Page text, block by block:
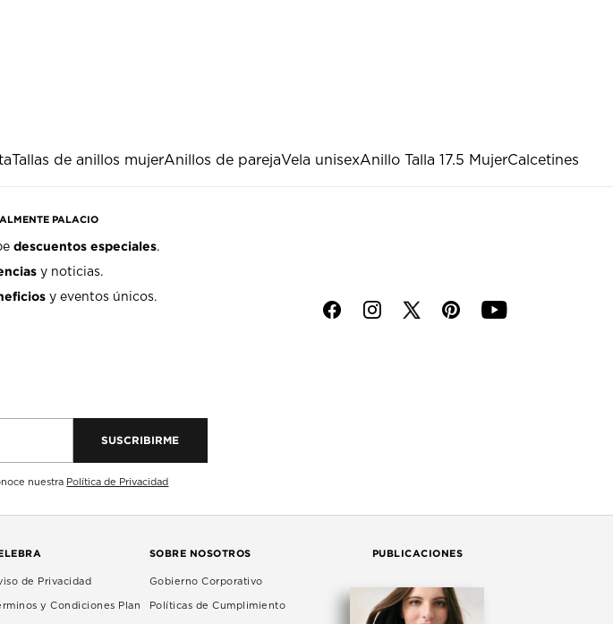
Tallas de anillos mujerAnillos de parejaVela unisexAnillo Talla 17.5 MujerCalcetines
PALACIO
descuentos especiales.
y noticias.
y eventos únicos.
SUSCRIBIRME
nuestra Política de Privacidad
f i p y
de Privacidad
y Condiciones Plan
SOBRE NOSOTROS
Gobierno Corporativo
Políticas de Cumplimiento
PUBLICACIONES